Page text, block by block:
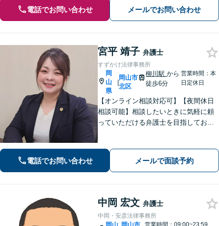
電話でお問い合わせ メールでお問い合わせ
宮平 靖子 弁護士
すずかけ法律事務所
岡
山
県
|
岡山市
北区
柳川駅から
徒歩6分
営業時間：本
日定休日
【オンライン相談対応可】【夜間休日
相談可能】相談したいときに気軽に頼
っていただける弁護士を目指しており
い。
電話でお問い合わせ メールで面談予約
中岡 宏文 弁護士
中岡・安彦法律事務所
営業時間：09:00~23:59